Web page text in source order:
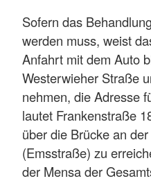
Sofern das
werden muss, weist
Anfahrt mit dem Auto
Westerwieher Straße
nehmen, die Adresse
lautet Frankenstraße
über die Brücke an
(Emsstraße) zu
der Mensa der